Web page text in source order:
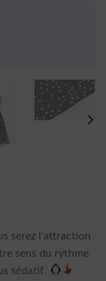
serez l’attraction
sens du rythme
sédatif.